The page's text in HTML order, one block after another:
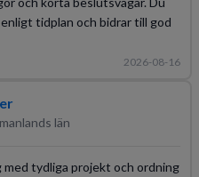
tidplan och bidrar till god
2026-08-16
län
tydliga projekt och ordning